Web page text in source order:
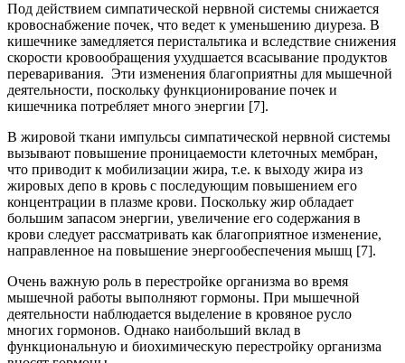
Под действием симпатической нервной системы снижается
кровоснабжение почек, что ведет к уменьшению диуреза. В
кишечнике за­медляется перистальтика и вследствие снижения
скорости кровообращения ухудшается всасывание продуктов
переваривания. Эти измене­ния благоприятны для мышечной
деятельности, поскольку функциони­рование почек и
кишечника потребляет много энергии [7].
В жировой ткани импульсы симпатической нервной системы
вызы­вают повышение проницаемости клеточных мембран,
что приводит к мобилизации жира, т.е. к выходу жира из
жировых депо в кровь с последующим повышением его
концентрации в плазме крови. Поскольку жир обладает
большим запасом энергии, увеличение его содержания в
крови следует рассматривать как благоприятное изменение,
направлен­ное на повышение энергообеспечения мышц [7].
Очень важную роль в перестройке организма во время
мышечной работы выполняют гормоны. При мышечной
деятельности наблюдается выделение в кровяное русло
многих гормонов. Однако наибольший вклад в
функциональную и биохимическую перестройку организма